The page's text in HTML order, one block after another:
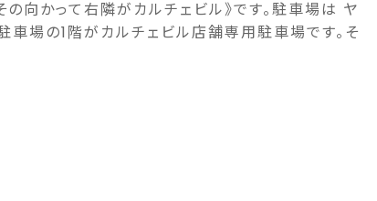
向かって右隣がカルチェビル》です。駐車場は ヤ
場の1階がカルチェビル店舗専用駐車場です。そ